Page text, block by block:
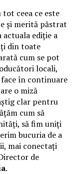
ceea ce este
și merită păstrat
actuala ediție a
din toate
cum se pot
locali,
în continuare
o miză
clar pentru
cum să
să fim uniți
bucuria de a
mai conectați
de
.